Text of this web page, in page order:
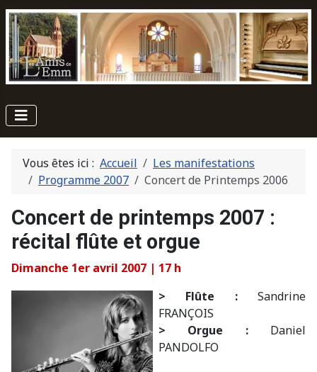
Vous êtes ici : Accueil
Les manifestations
Programme 2007
Concert de Printemps 2006
Concert de printemps 2007 :
récital flûte et orgue
Dimanche 1er avril 2007 | 17 h
> Flûte :Sandrine
FRANÇOIS
> Orgue :Daniel
PANDOLFO